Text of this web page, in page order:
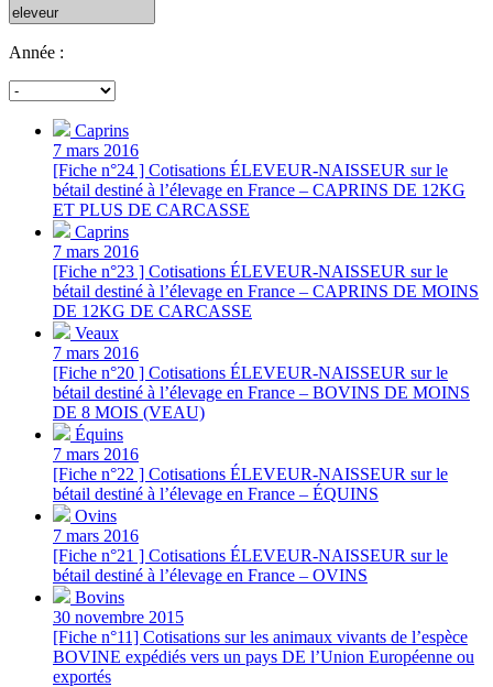
Année :
Caprins
7 mars 2016
[Fiche n°24 ] Cotisations ÉLEVEUR-NAISSEUR sur le
bétail destiné à l’élevage en France – CAPRINS DE 12KG
ET PLUS DE CARCASSE
Caprins
7 mars 2016
[Fiche n°23 ] Cotisations ÉLEVEUR-NAISSEUR sur le
bétail destiné à l’élevage en France – CAPRINS DE MOINS
DE 12KG DE CARCASSE
Veaux
7 mars 2016
[Fiche n°20 ] Cotisations ÉLEVEUR-NAISSEUR sur le
bétail destiné à l’élevage en France – BOVINS DE MOINS
DE 8 MOIS (VEAU)
Équins
7 mars 2016
[Fiche n°22 ] Cotisations ÉLEVEUR-NAISSEUR sur le
bétail destiné à l’élevage en France – ÉQUINS
Ovins
7 mars 2016
[Fiche n°21 ] Cotisations ÉLEVEUR-NAISSEUR sur le
bétail destiné à l’élevage en France – OVINS
Bovins
30 novembre 2015
[Fiche n°11] Cotisations sur les animaux vivants de l’espèce
BOVINE expédiés vers un pays DE l’Union Européenne ou
exportés